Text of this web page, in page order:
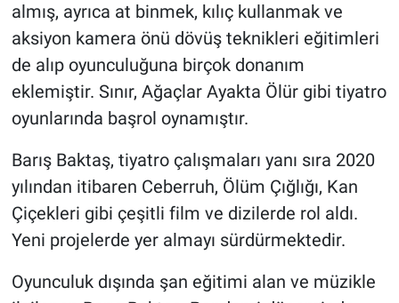
almış, ayrıca at binmek, kılıç kullanmak ve
aksiyon kamera önü dövüş teknikleri eğitimleri
de alıp oyunculuğuna birçok donanım
eklemiştir. Sınır, Ağaçlar Ayakta Ölür gibi tiyatro
oyunlarında başrol oynamıştır.
Barış Baktaş, tiyatro çalışmaları yanı sıra 2020
yılından itibaren Ceberruh, Ölüm Çığlığı, Kan
Çiçekleri gibi çeşitli film ve dizilerde rol aldı.
Yeni projelerde yer almayı sürdürmektedir.
Oyunculuk dışında şan eğitimi alan ve müzikle